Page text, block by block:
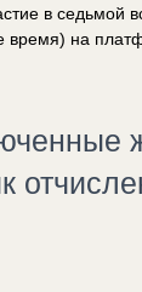
в седьмой
время) на